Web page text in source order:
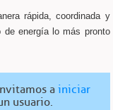
rápida, coordinada y
energía lo más pronto
ainiciar
usuario.